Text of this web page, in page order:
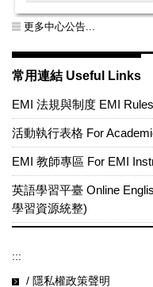
更多中心公告...
常用連結 Useful Links
EMI 法規與制度 EMI
活動執行表格 For
EMI 教師專區 For EMI
英語學習平臺 Online
學習資源統整)
:::
/ 隱私權政策聲明